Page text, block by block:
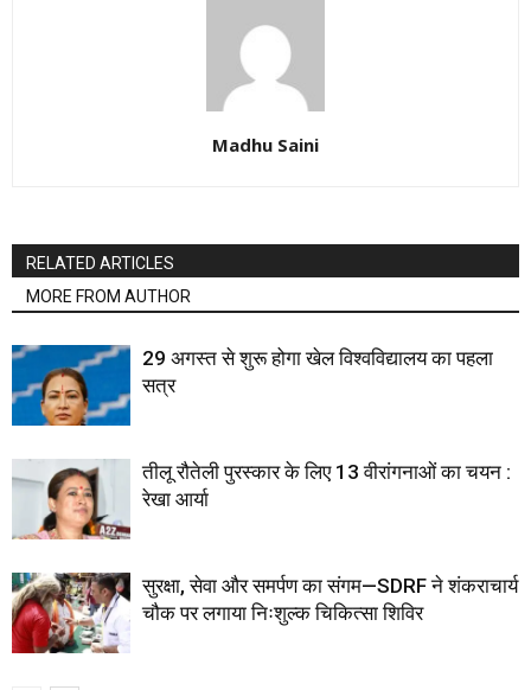
Madhu Saini
RELATED ARTICLES
MORE FROM AUTHOR
29 अगस्त से शुरू होगा खेल विश्वविद्यालय का पहला
सत्र
तीलू रौतेली पुरस्कार के लिए 13 वीरांगनाओं का चयन :
रेखा आर्या
सुरक्षा, सेवा और समर्पण का संगम—SDRF ने शंकराचार्य
चौक पर लगाया निःशुल्क चिकित्सा शिविर